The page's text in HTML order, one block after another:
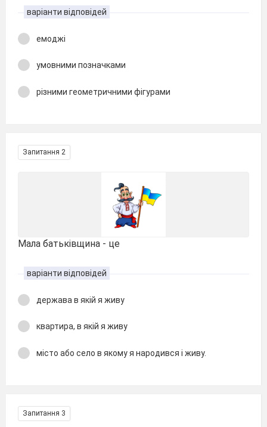
варіанти відповідей
емоджі
умовними позначками
різними геометричними фігурами
Запитання 2
Мала батьківщина - це
варіанти відповідей
держава в якій я живу
квартира, в якій я живу
місто або село в якому я народився і живу.
Запитання 3